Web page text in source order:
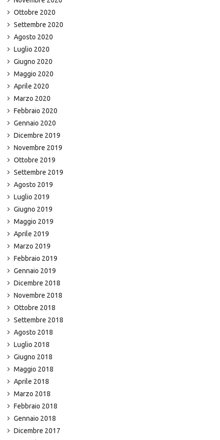
Ottobre 2020
Settembre 2020
Agosto 2020
Luglio 2020
Giugno 2020
Maggio 2020
Aprile 2020
Marzo 2020
Febbraio 2020
Gennaio 2020
Dicembre 2019
Novembre 2019
Ottobre 2019
Settembre 2019
Agosto 2019
Luglio 2019
Giugno 2019
Maggio 2019
Aprile 2019
Marzo 2019
Febbraio 2019
Gennaio 2019
Dicembre 2018
Novembre 2018
Ottobre 2018
Settembre 2018
Agosto 2018
Luglio 2018
Giugno 2018
Maggio 2018
Aprile 2018
Marzo 2018
Febbraio 2018
Gennaio 2018
Dicembre 2017